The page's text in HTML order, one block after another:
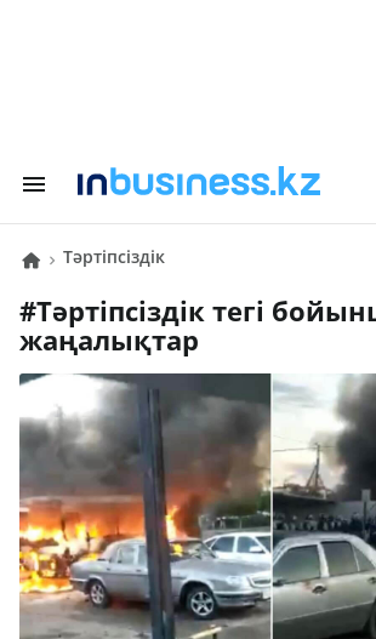
тәртіпсіздік
# тәртіпсіздік тегі
жаңалықтар